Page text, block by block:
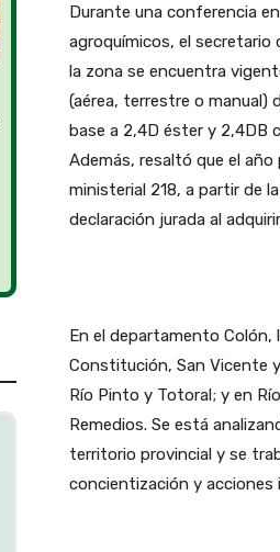
Durante una conferencia
agroquímicos, el secretario
la zona se encuentra
(aérea, terrestre o manual)
base a 2,4D éster y 2,4DB
Además, resaltó que el
ministerial 218, a partir de
declaración jurada al
En el departamento Colón,
Constitución, San Vicente
Río Pinto y Totoral; y en
Remedios. Se está
territorio provincial y se
concientización y acciones